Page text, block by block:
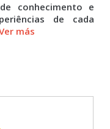
conhecimento e
de cada
más